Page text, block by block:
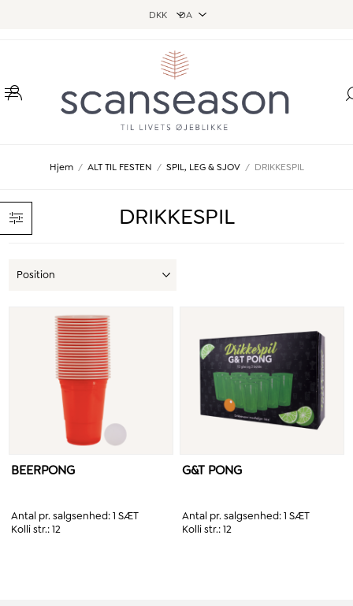
Hjem / ALT TIL FESTEN / SPIL, LEG & SJOV / DRIKKESPIL
DRIKKESPIL
BEERPONG
Antal pr. salgsenhed:1 SÆT
Kolli str.:12
G&T PONG
Antal pr. salgsenhed:1 SÆT
Kolli str.:12